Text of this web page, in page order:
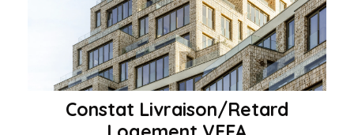
Constat Livraison/Retard